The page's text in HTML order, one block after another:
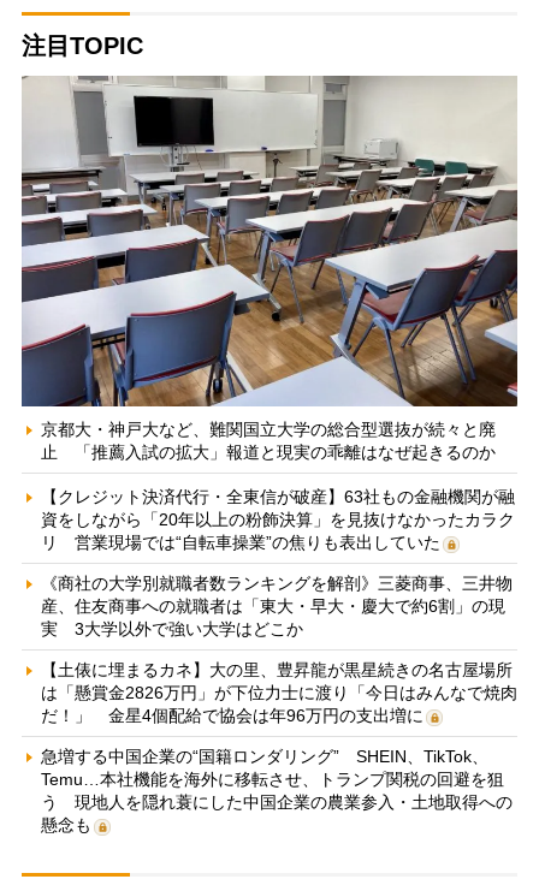
注目TOPIC
京都大・神戸大など、難関国立大学の総合型選抜が続々と廃
止 「推薦入試の拡大」報道と現実の乖離はなぜ起きるのか
【クレジット決済代行・全東信が破産】63社もの金融機関が融
資をしながら「20年以上の粉飾決算」を見抜けなかったカラク
リ 営業現場では“自転車操業”の焦りも表出していた
《商社の大学別就職者数ランキングを解剖》三菱商事、三井物
産、住友商事への就職者は「東大・早大・慶大で約6割」の現
実 3大学以外で強い大学はどこか
【土俵に埋まるカネ】大の里、豊昇龍が黒星続きの名古屋場所
は「懸賞金2826万円」が下位力士に渡り「今日はみんなで焼肉
だ！」 金星4個配給で協会は年96万円の支出増に
急増する中国企業の“国籍ロンダリング” SHEIN、TikTok、
Temu…本社機能を海外に移転させ、トランプ関税の回避を狙
う 現地人を隠れ蓑にした中国企業の農業参入・土地取得への
懸念も